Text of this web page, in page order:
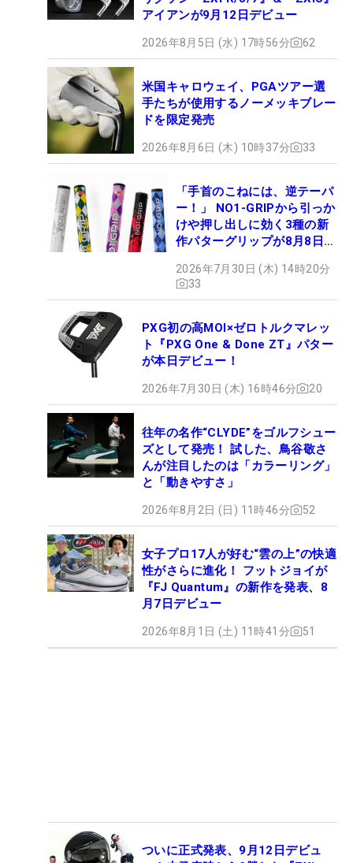
アイアンが9月12日デビュー
2026年8月5日 (水) 17時56分 62
米国キャロウェイ、PGAツアー選
手たちが使用するノーメッキブレー
ドを限定発売
2026年8月6日 (木) 10時37分 33
「手首のこねには、逆テーパ
ー！」 NO1-GRIPから引っか
けや押し出しに効く3種の新
作パターグリップが8月8日デ
2026年7月30日 (木) 14時20分
33
PXG初の高MOI×ゼロトルクマレッ
ト『PXG One & Done ZT』パター
が本日デビュー！
2026年7月30日 (木) 16時46分 20
往年の名作“CLYDE”をゴルフシュー
ズとして発売！ 試した、鳥谷敬さ
んが注目したのは「カラーリング」
と「動きやすさ」
2026年8月2日 (日) 11時46分 52
女子プロ17人が好む“雲の上”の快適
性がさらに進化！ フットジョイが
『FJ Quantum』の新作を発表、8
月7日デビュー
2026年8月1日 (土) 11時41分 51
ついに正式発表、9月12日デビュ